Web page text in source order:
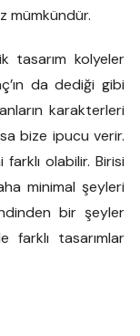
mümkündür.
tasarım kolyeler
da dediği gibi
karakterleri
bize ipucu verir.
farklı olabilir. Birisi
minimal şeyleri
bir şeyler
farklı tasarımlar